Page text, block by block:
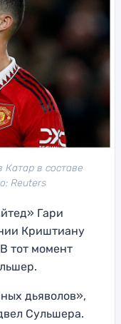
Катар в составе
Reuters
Гари
Криштиану
тот момент
дьяволов»,
Сульшера.